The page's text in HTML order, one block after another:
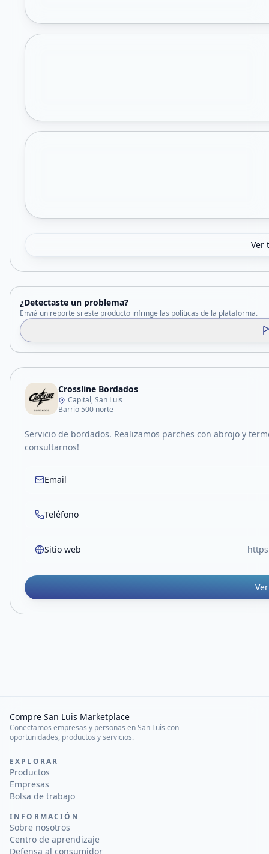
Ver
¿Detectaste un problema?
Enviá un reporte si este producto infringe las políticas de la plataforma.
Crossline Bordados
Capital, San Luis
Barrio 500 norte
Servicio de bordados. Realizamos parches con abrojo y
consultarnos!
Email
Teléfono
Sitio web
Compre San Luis Marketplace
Conectamos empresas y personas en San Luis con
oportunidades, productos y servicios.
EXPLORAR
Productos
Empresas
Bolsa de trabajo
INFORMACIÓN
Sobre nosotros
Centro de aprendizaje
Defensa al consumidor